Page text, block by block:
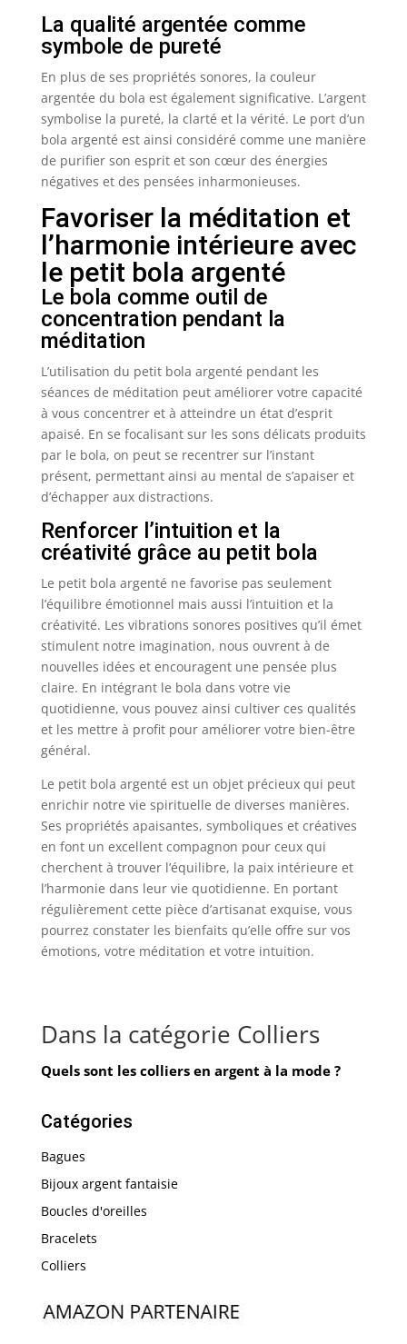
La qualité argentée comme
symbole de pureté
En plus de ses propriétés sonores, la couleur
argentée du bola est également significative. L’argent
symbolise la pureté, la clarté et la vérité. Le port d’un
bola argenté est ainsi considéré comme une manière
de purifier son esprit et son cœur des énergies
négatives et des pensées inharmonieuses.
Favoriser la méditation et
l’harmonie intérieure avec
le petit bola argenté
Le bola comme outil de
concentration pendant la
méditation
L’utilisation du petit bola argenté pendant les
séances de méditation peut améliorer votre capacité
à vous concentrer et à atteindre un état d’esprit
apaisé. En se focalisant sur les sons délicats produits
par le bola, on peut se recentrer sur l’instant
présent, permettant ainsi au mental de s’apaiser et
d’échapper aux distractions.
Renforcer l’intuition et la
créativité grâce au petit bola
Le petit bola argenté ne favorise pas seulement
l’équilibre émotionnel mais aussi l’intuition et la
créativité. Les vibrations sonores positives qu’il émet
stimulent notre imagination, nous ouvrent à de
nouvelles idées et encouragent une pensée plus
claire. En intégrant le bola dans votre vie
quotidienne, vous pouvez ainsi cultiver ces qualités
et les mettre à profit pour améliorer votre bien-être
général.
Le petit bola argenté est un objet précieux qui peut
enrichir notre vie spirituelle de diverses manières.
Ses propriétés apaisantes, symboliques et créatives
en font un excellent compagnon pour ceux qui
cherchent à trouver l’équilibre, la paix intérieure et
l’harmonie dans leur vie quotidienne. En portant
régulièrement cette pièce d’artisanat exquise, vous
pourrez constater les bienfaits qu’elle offre sur vos
émotions, votre méditation et votre intuition.
Dans la catégorie Colliers
Quels sont les colliers en argent à la mode ?
Catégories
Bagues
Bijoux argent fantaisie
Boucles d'oreilles
Bracelets
Colliers